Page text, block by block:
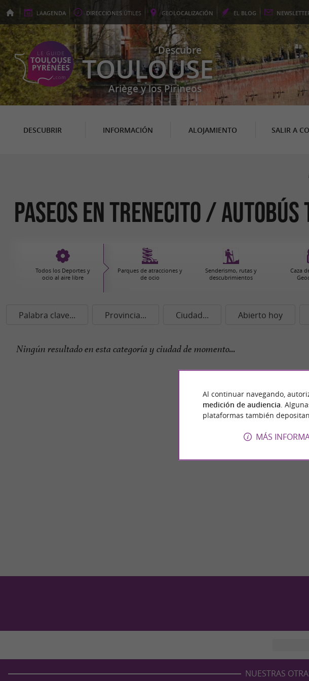
LAAGENDA DIRECCIONES ÚTILES GEOLOCALIZACIÓN EL BLOG
Descubre
TOULOUSE
Ariège y los Pirineos
DESCUBRIR INFORMACIÓN ALOJAMIENTO SALIR A
Paseos en trenecito /
Todos los Deportes y
ocio al aire libre
Parques de atracciones y
de ocio
Senderismo, rutas y
descubrimientos
Caza
Palabra clave... Provincia... Ciudad... Abierto hoy
Ningún resultado en esta categoría y ciudad de momento...
NUESTRAS
Al continuar navegando,
medición de audiencia .
plataformas también depositan
MÁS